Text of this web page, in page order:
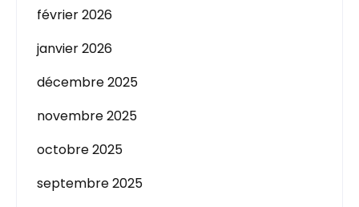
février 2026
janvier 2026
décembre 2025
novembre 2025
octobre 2025
septembre 2025